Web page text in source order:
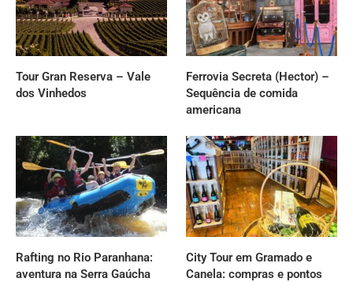
Tour Gran Reserva – Vale
dos Vinhedos
Ferrovia Secreta (Hector) –
Sequência de comida
americana
Rafting no Rio Paranhana:
aventura na Serra Gaúcha
City Tour em Gramado e
Canela: compras e pontos